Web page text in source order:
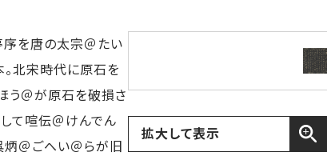
を唐の太宗＠たい
北宋時代に原石を
う＠が原石を破損さ
して喧伝＠けんでん
炳＠ごへい＠らが旧
拡大して表示